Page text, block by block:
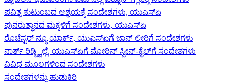
ಪವಿತ್ರ ಕುಟುಂಬದ ಆಶ್ರಯಕ್ಕೆ ಸಂದೇಶಗಳು, ಯುಎಸ್‌ಏ
ಪುನರುತ್ಥಾನದ ಮಕ್ಕಳಿಗೆ ಸಂದೇಶಗಳು, ಯುಎಸ್‌ಏ
ರೊಚೆಸ್ಟರ್ ನ್ಯೂ ಯಾರ್ಕ್, ಯುಎಸ್‌ಏ‍ಗೆ ಜಾನ್ ಲೀರಿ‍ಗೆ ಸಂದೇಶಗಳು
ನಾರ್ತ್ ರಿಡ್ಜ್ವಿಲ್ಲೆ, ಯುಎಸ್‌ಏ‍ಗೆ ಮೋರಿನ್ ಸ್ವೀನ್-ಕೈಲ್‍ಗೆ ಸಂದೇಶಗಳು
ವಿವಿಧ ಮೂಲಗಳಿಂದ ಸಂದೇಶಗಳು
ಸಂದೇಶಗಳನ್ನು ಹುಡುಕಿರಿ